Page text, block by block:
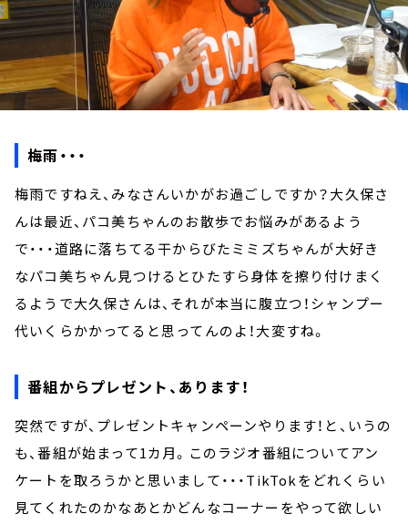
梅雨・・・
梅雨ですねえ、みなさんいかがお過ごしですか？大久保さ
んは最近、パコ美ちゃんのお散歩でお悩みがあるよう
で・・・道路に落ちてる干からびたミミズちゃんが大好き
なパコ美ちゃん見つけるとひたすら身体を擦り付けまく
るようで大久保さんは、それが本当に腹立つ！シャンプー
代いくらかかってると思ってんのよ！大変すね。
番組からプレゼント、あります！
突然ですが、プレゼントキャンペーンやります！と、いうの
も、番組が始まって1カ月。このラジオ番組についてアン
ケートを取ろうかと思いまして・・・TikTokをどれくらい
見てくれたのかなあとかどんなコーナーをやって欲しい